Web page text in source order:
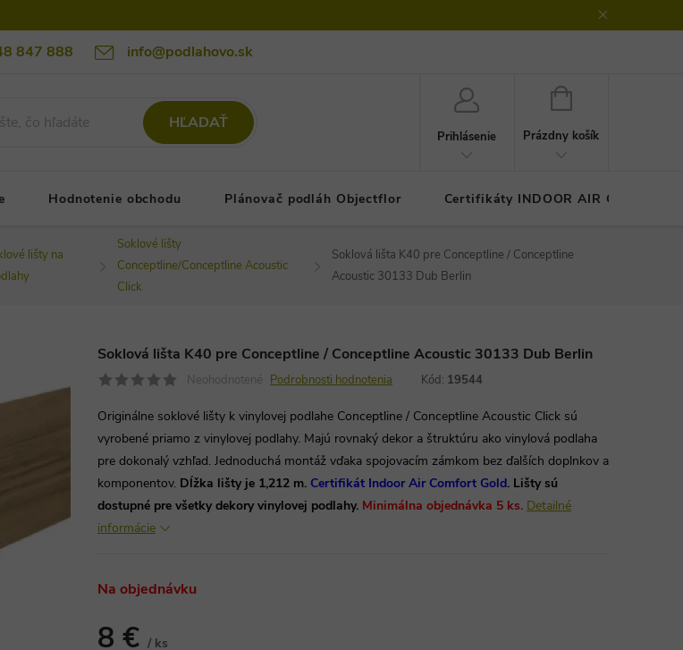
847 888 info@podlahovo.sk
podlahovo.sk Reklamačné podmienky
HĽADAŤ
Prihlásenie
NÁKUPNÝ
Prázdny košík
Hodnotenie obchodu Plánovač podláh Objectflor Certifikáty INDOOR AIR COMFORT
lišty na
Soklové lišty
Conceptline/Conceptline Acoustic
Click
Soklová lišta K40 pre Conceptline / Conceptline
Acoustic 30133 Dub Berlin
Soklová lišta K40 pre Conceptline / Conceptline Acoustic 30133 Dub Berlin
Neohodnotené Podrobnosti hodnotenia Kód: 19544
Originálne soklové lišty k vinylovej podlahe Conceptline / Conceptline Acoustic Click sú
vyrobené priamo z vinylovej podlahy. Majú rovnaký dekor a štruktúru ako vinylová podlaha
pre dokonalý vzhľad. Jednoduchá montáž vďaka spojovacím zámkom bez ďalších doplnkov a
komponentov. Dĺžka lišty je 1,212 m. Certifikát Indoor Air Comfort Gold. Lišty sú
dostupné pre všetky dekory vinylovej podlahy. Minimálna objednávka 5 ks. Detailné
informácie
Na objednávku
8 € / ks